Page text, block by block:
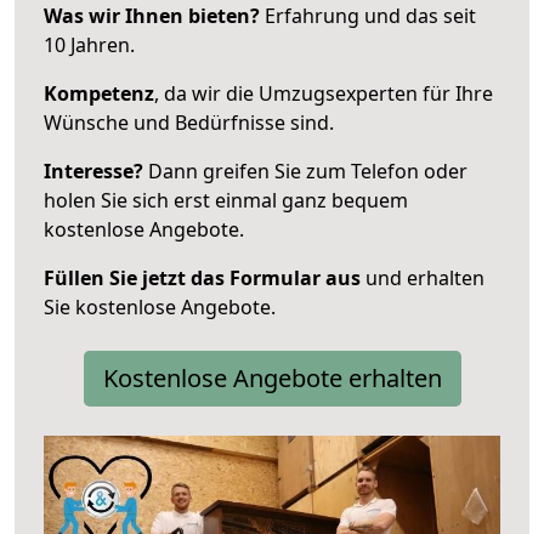
Was wir Ihnen bieten? Erfahrung und das seit
10 Jahren.
Kompetenz, da wir die Umzugsexperten für Ihre
Wünsche und Bedürfnisse sind.
Interesse? Dann greifen Sie zum Telefon oder
holen Sie sich erst einmal ganz bequem
kostenlose Angebote.
Füllen Sie jetzt das Formular aus und erhalten
Sie kostenlose Angebote.
Kostenlose Angebote erhalten